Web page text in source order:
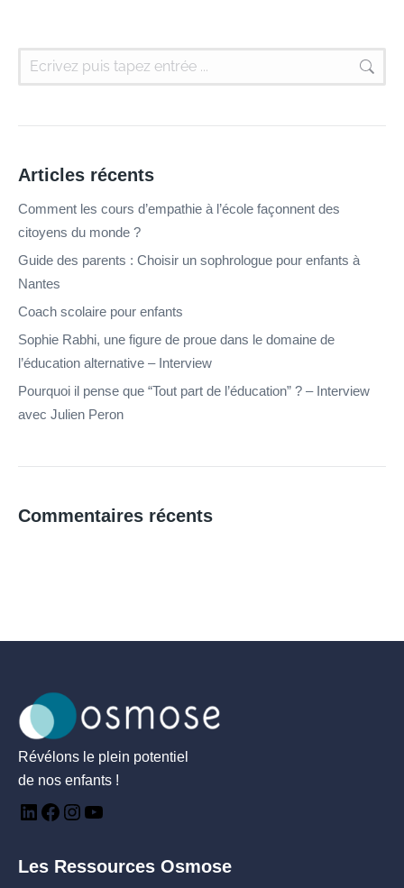
Articles récents
Comment les cours d’empathie à l’école façonnent des
citoyens du monde ?
Guide des parents : Choisir un sophrologue pour enfants à
Nantes
Coach scolaire pour enfants
Sophie Rabhi, une figure de proue dans le domaine de
l’éducation alternative – Interview
Pourquoi il pense que “Tout part de l’éducation” ? – Interview
avec Julien Peron
Commentaires récents
Révélons le plein potentiel
de nos enfants !
Les Ressources Osmose